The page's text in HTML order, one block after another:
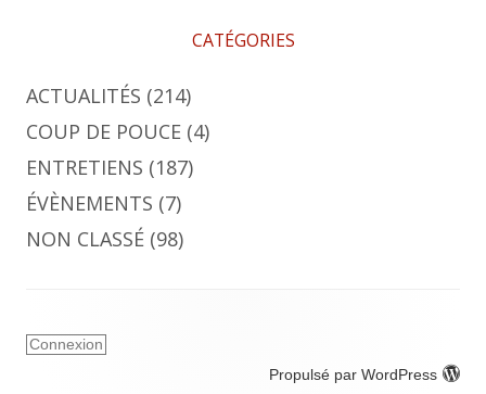
CATÉGORIES
ACTUALITÉS (214)
COUP DE POUCE (4)
ENTRETIENS (187)
ÉVÈNEMENTS (7)
NON CLASSÉ (98)
Connexion
Propulsé par WordPress